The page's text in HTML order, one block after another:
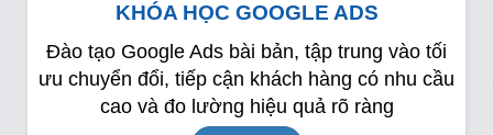
KHÓA HỌC GOOGLE ADS
Đào tạo Google Ads bài bản, tập trung vào tối
ưu chuyển đổi, tiếp cận khách hàng có nhu cầu
cao và đo lường hiệu quả rõ ràng